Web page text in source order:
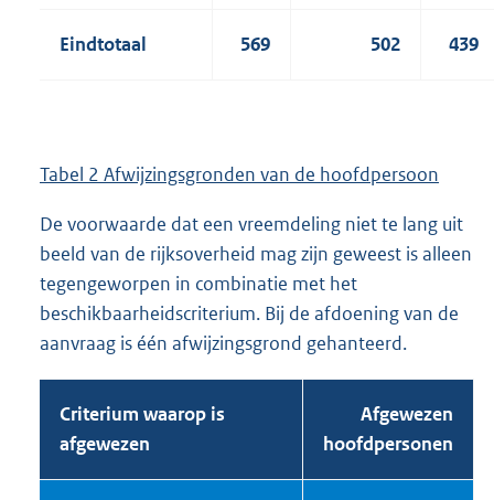
Eindtotaal 569 502 439
Tabel 2 Afwijzingsgronden van de hoofdpersoon
De voorwaarde dat een vreemdeling niet te lang uit
beeld van de rijksoverheid mag zijn geweest is alleen
tegengeworpen in combinatie met het
beschikbaarheidscriterium. Bij de afdoening van de
aanvraag is één afwijzingsgrond gehanteerd.
Criterium waarop is
afgewezen
Afgewezen
hoofdpersonen